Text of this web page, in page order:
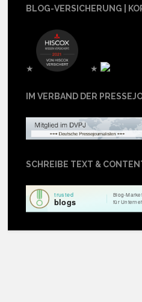
BLOG-VERSICHERUNG |
★ ★
IM VERBAND DER
SCHREIBE TEXT &